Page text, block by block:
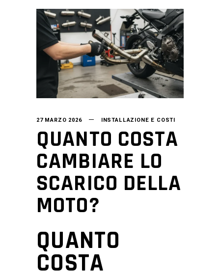
27 MARZO 2026 INSTALLAZIONE E COSTI
QUANTO COSTA
CAMBIARE LO
SCARICO DELLA
MOTO?
QUANTO
COSTA